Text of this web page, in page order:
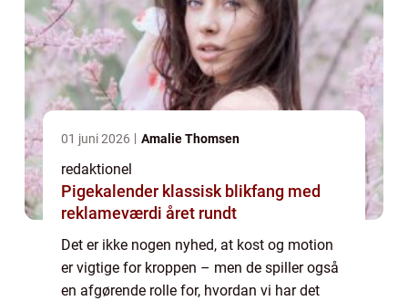
01 juni 2026 Amalie Thomsen
redaktionel
Pigekalender klassisk blikfang med
reklameværdi året rundt
Det er ikke nogen nyhed, at kost og motion
er vigtige for kroppen – men de spiller også
en afgørende rolle for, hvordan vi har det